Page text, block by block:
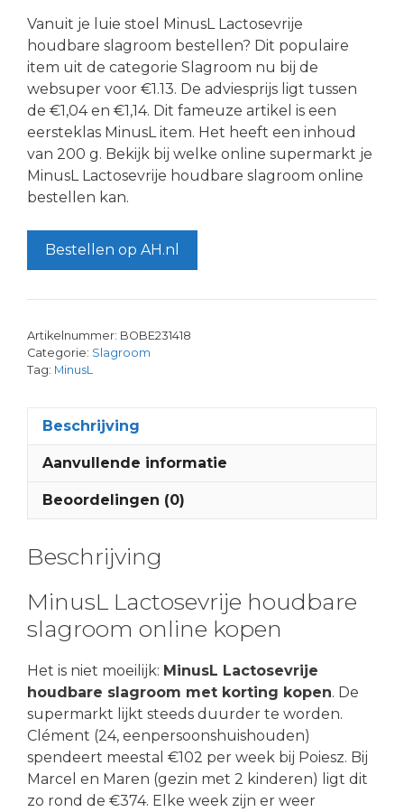
Vanuit je luie stoel MinusL Lactosevrije
houdbare slagroom bestellen? Dit populaire
item uit de categorie Slagroom nu bij de
websuper voor €1.13. De adviesprijs ligt tussen
de €1,04 en €1,14. Dit fameuze artikel is een
eersteklas MinusL item. Het heeft een inhoud
van 200 g. Bekijk bij welke online supermarkt je
MinusL Lactosevrije houdbare slagroom online
bestellen kan.
Bestellen op AH.nl
Artikelnummer: BOBE231418
Categorie: Slagroom
Tag: MinusL
Beschrijving
Aanvullende informatie
Beoordelingen (0)
Beschrijving
MinusL Lactosevrije houdbare
slagroom online kopen
Het is niet moeilijk: MinusL Lactosevrije
houdbare slagroom met korting kopen. De
supermarkt lijkt steeds duurder te worden.
Clément (24, eenpersoonshuishouden)
spendeert meestal €102 per week bij Poiesz. Bij
Marcel en Maren (gezin met 2 kinderen) ligt dit
zo rond de €374. Elke week zijn er weer